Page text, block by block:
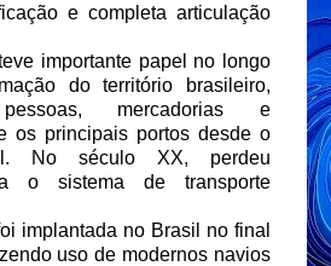
e completa articulação
importante papel no longo
do território brasileiro,
pessoas, mercadorias e
os principais portos desde o
No século XX, perdeu
o sistema de transporte
implantada no Brasil no final
uso de modernos navios